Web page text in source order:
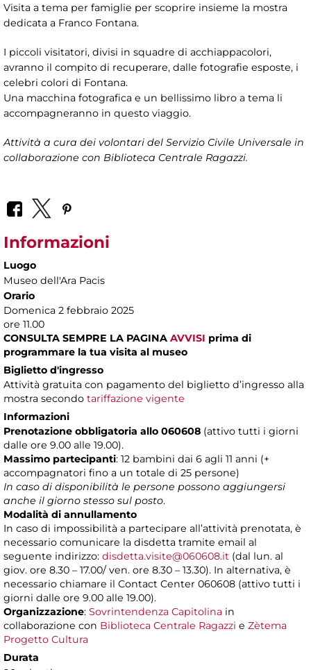
Visita a tema per famiglie per scoprire insieme la mostra
dedicata a Franco Fontana.
I piccoli visitatori, divisi in squadre di acchiappacolori,
avranno il compito di recuperare, dalle fotografie esposte, i
celebri colori di Fontana.
Una macchina fotografica e un bellissimo libro a tema li
accompagneranno in questo viaggio.
Attività a cura dei volontari del Servizio Civile Universale in
collaborazione con Biblioteca Centrale Ragazzi.
Informazioni
Luogo
Museo dell'Ara Pacis
Orario
Domenica 2 febbraio 2025
ore 11.00
CONSULTA SEMPRE LA PAGINA AVVISI prima di
programmare la tua visita al museo
Biglietto d'ingresso
Attività gratuita con pagamento del biglietto d’ingresso alla
mostra secondo tariffazione vigente
Informazioni
Prenotazione obbligatoria allo 060608 (attivo tutti i giorni
dalle ore 9.00 alle 19.00).
Massimo partecipanti: 12 bambini dai 6 agli 11 anni (+
accompagnatori fino a un totale di 25 persone)
In caso di disponibilità le persone possono aggiungersi
anche il giorno stesso sul posto.
Modalità di annullamento
In caso di impossibilità a partecipare all’attività prenotata, è
necessario comunicare la disdetta tramite email al
seguente indirizzo: disdetta.visite@060608.it (dal lun. al
giov. ore 8.30 – 17.00/ ven. ore 8.30 – 13.30). In alternativa, è
necessario chiamare il Contact Center 060608 (attivo tutti i
giorni dalle ore 9.00 alle 19.00).
Organizzazione: Sovrintendenza Capitolina in
collaborazione con Biblioteca Centrale Ragazzi e Zètema
Progetto Cultura
Durata